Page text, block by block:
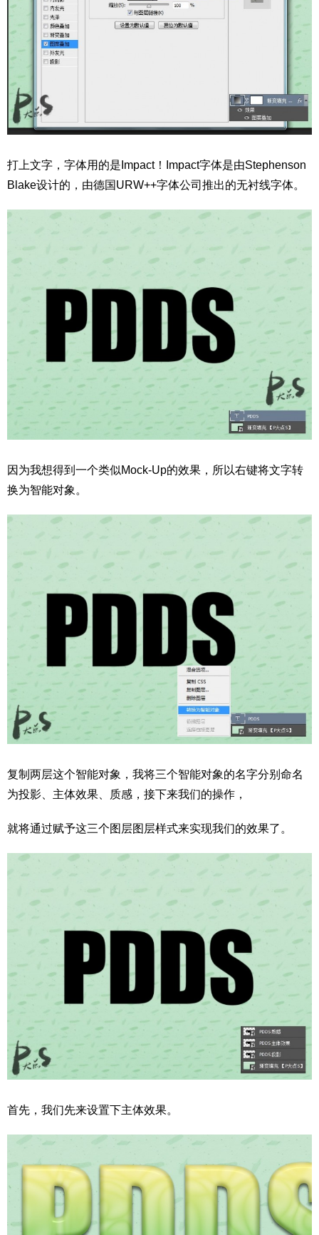
打上文字，字体用的是Impact！Impact字体是由Stephenson
Blake设计的，由德国URW++字体公司推出的无衬线字体。
因为我想得到一个类似Mock-Up的效果，所以右键将文字转
换为智能对象。
复制两层这个智能对象，我将三个智能对象的名字分别命名
为投影、主体效果、质感，接下来我们的操作，
就将通过赋予这三个图层图层样式来实现我们的效果了。
首先，我们先来设置下主体效果。